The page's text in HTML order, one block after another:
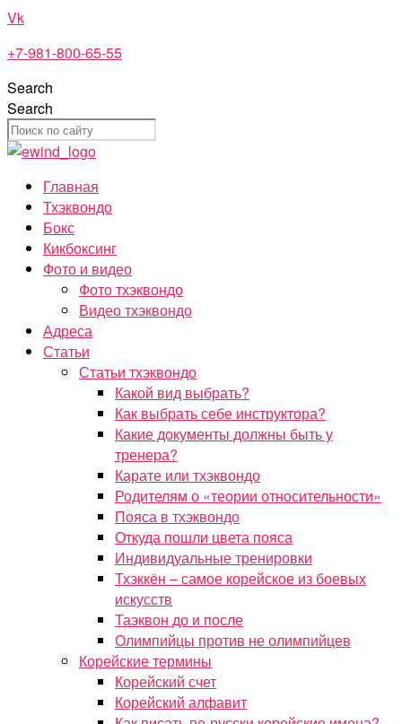
Перейти
содержимому
Vk
+7-981-800-65-55
Search
Search
Главная
Тхэквондо
Бокс
Кикбоксинг
Фото и видео
Фото тхэквондо
Видео тхэквондо
Адреса
Статьи
Статьи тхэквондо
Какой вид выбрать?
Как выбрать себе инструктора?
Какие документы должны быть у
тренера?
Карате или тхэквондо
Родителям о «теории относительности»
Пояса в тхэквондо
Откуда пошли цвета пояса
Индивидуальные тренировки
Тхэккён – самое корейское из боевых
искусств
Таэквон до и после
Олимпийцы против не олимпийцев
Корейские термины
Корейский счет
Корейский алфавит